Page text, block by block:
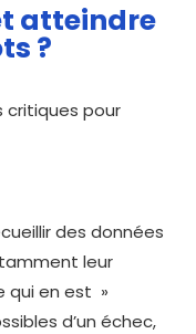
atteindre
?
critiques pour
des données
leur
qui en est »
d’un échec,